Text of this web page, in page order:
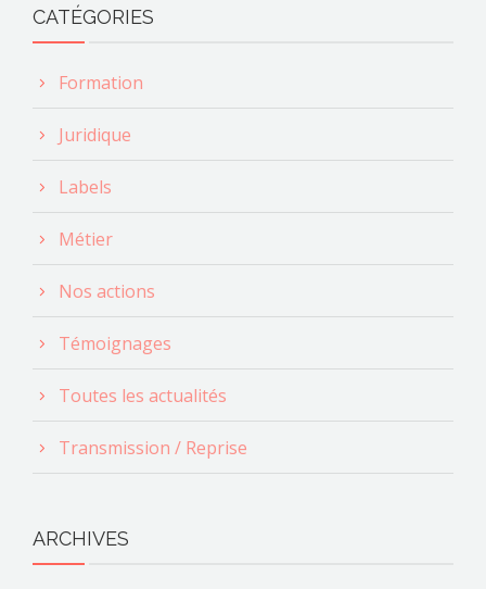
CATÉGORIES
Formation
Juridique
Labels
Métier
Nos actions
Témoignages
Toutes les actualités
Transmission / Reprise
ARCHIVES